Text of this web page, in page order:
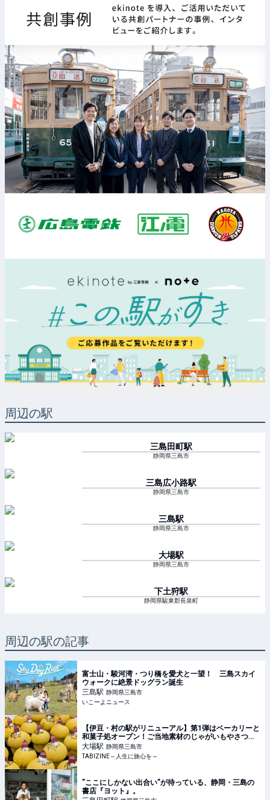
周辺の駅
三島田町駅
静岡県三島市
三島広小路駅
静岡県三島市
三島駅
静岡県三島市
大場駅
静岡県三島市
下土狩駅
静岡県駿東郡長泉町
周辺の駅の記事
富士山・駿河湾・つり橋を愛犬と一望！ 三島スカイ
ウォークに絶景ドッグラン誕生
三島駅 静岡県三島市
いこーよニュース
【伊豆・村の駅がリニューアル】第1弾はベーカリーと
和菓子処オープン！ご当地素材のじゃがいもやさつま
いもを使ったパン・スイーツが新登場
大場駅 静岡県三島市
TABIZINE～人生に旅心を～
”ここにしかない出合い”が待っている、静岡・三島の
書店『ヨット』。